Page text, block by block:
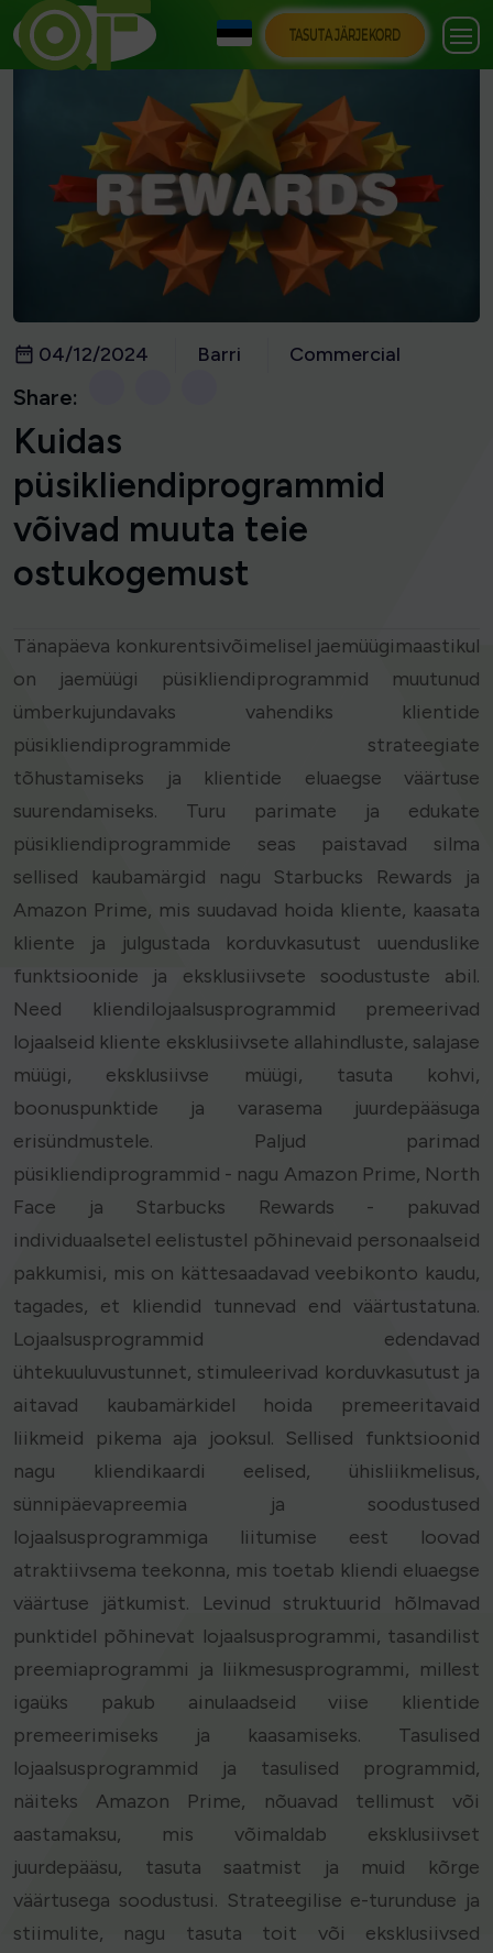
TASUTA JÄRJEKORD
04/12/2024 Barri Commercial
Share:
Kuidas
püsikliendiprogrammid
võivad muuta teie
ostukogemust
Tänapäeva konkurentsivõimelisel jaemüügimaastikul
on jaemüügi püsikliendiprogrammid muutunud
ümberkujundavaks vahendiks klientide
püsikliendiprogrammide strateegiate
tõhustamiseks ja klientide eluaegse väärtuse
suurendamiseks. Turu parimate ja edukate
püsikliendiprogrammide seas paistavad silma
sellised kaubamärgid nagu Starbucks Rewards ja
Amazon Prime, mis suudavad hoida kliente, kaasata
kliente ja julgustada korduvkasutust uuenduslike
funktsioonide ja eksklusiivsete soodustuste abil.
Need kliendilojaalsusprogrammid premeerivad
lojaalseid kliente eksklusiivsete allahindluste, salajase
müügi, eksklusiivse müügi, tasuta kohvi,
boonuspunktide ja varasema juurdepääsuga
erisündmustele. Paljud parimad
püsikliendiprogrammid - nagu Amazon Prime, North
Face ja Starbucks Rewards - pakuvad
individuaalsetel eelistustel põhinevaid personaalseid
pakkumisi, mis on kättesaadavad veebikonto kaudu,
tagades, et kliendid tunnevad end väärtustatuna.
Lojaalsusprogrammid edendavad
ühtekuuluvustunnet, stimuleerivad korduvkasutust ja
aitavad kaubamärkidel hoida premeeritavaid
liikmeid pikema aja jooksul. Sellised funktsioonid
nagu kliendikaardi eelised, ühisliikmelisus,
sünnipäevapreemia ja soodustused
lojaalsusprogrammiga liitumise eest loovad
atraktiivsema teekonna, mis toetab kliendi eluaegse
väärtuse jätkumist. Levinud struktuurid hõlmavad
punktidel põhinevat lojaalsusprogrammi, tasandilist
preemiaprogrammi ja liikmesusprogrammi, millest
igaüks pakub ainulaadseid viise klientide
premeerimiseks ja kaasamiseks. Tasulised
lojaalsusprogrammid ja tasulised programmid,
näiteks Amazon Prime, nõuavad tellimust või
aastamaksu, mis võimaldab eksklusiivset
juurdepääsu, tasuta saatmist ja muid kõrge
väärtusega soodustusi. Strateegilise e-turunduse ja
stiimulite, nagu tasuta toit või eksklusiivsed